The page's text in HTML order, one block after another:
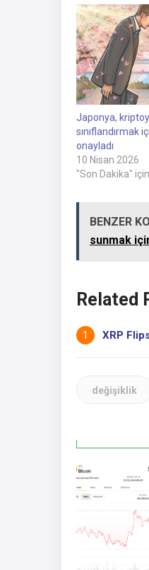
Japonya,
sınıflandırmak
onayladı
10 Nisan 2026
"Son Dakika"
BENZER
sunmak
Related
XRP
değişiklik